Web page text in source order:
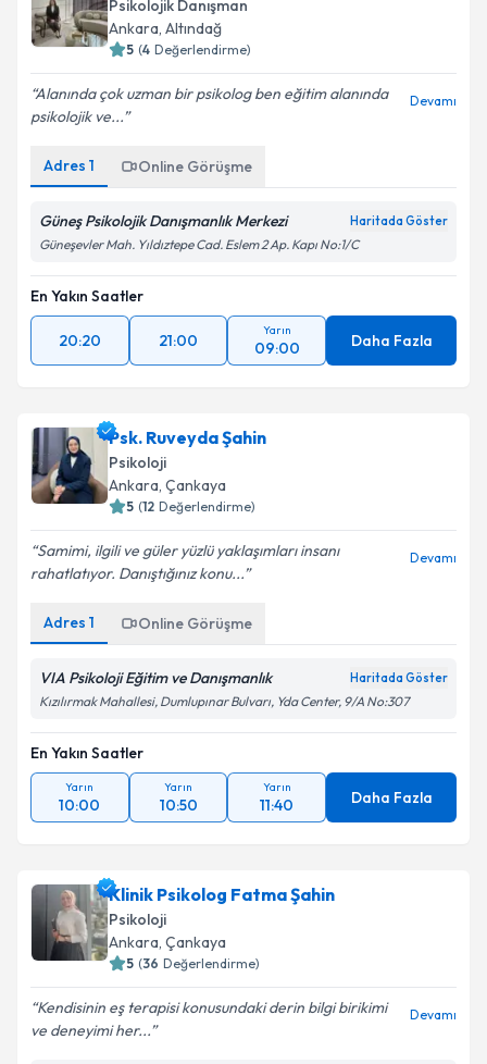
Psikolojik Danışman
Ankara, Altındağ
5 (4 Değerlendirme)
Alanında çok uzman bir psikolog ben eğitim alanında
psikolojik ve...
Devamı
Adres 1 Online Görüşme
Güneş Psikolojik Danışmanlık Merkezi Haritada Göster
Güneşevler Mah. Yıldıztepe Cad. Eslem 2 Ap. Kapı No:1/C
En Yakın Saatler
20:20 21:00
Yarın
09:00 Daha Fazla
Psk. Ruveyda Şahin
Psikoloji
Ankara, Çankaya
5 (12 Değerlendirme)
Samimi, ilgili ve güler yüzlü yaklaşımları insanı
rahatlatıyor. Danıştığınız konu...
Devamı
Adres 1 Online Görüşme
VIA Psikoloji Eğitim ve Danışmanlık Haritada Göster
Kızılırmak Mahallesi, Dumlupınar Bulvarı, Yda Center, 9/A No:307
En Yakın Saatler
Yarın
10:00
Yarın
10:50
Yarın
11:40 Daha Fazla
Klinik Psikolog Fatma Şahin
Psikoloji
Ankara, Çankaya
5 (36 Değerlendirme)
Kendisinin eş terapisi konusundaki derin bilgi birikimi
ve deneyimi her...
Devamı